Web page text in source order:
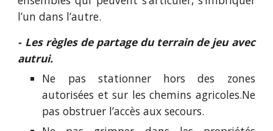
l’un dans l’autre.
- Les règles de partage du terrain de jeu avec
autrui.
Ne pas stationner hors des zones
autorisées et sur les chemins agricoles.Ne
pas obstruer l’accès aux secours.